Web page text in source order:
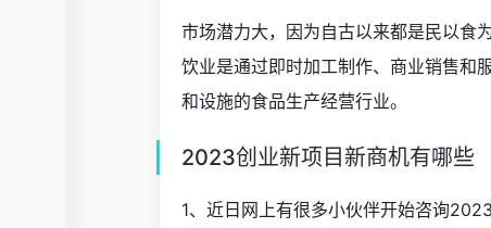
市场潜力大，因为自古以来都是民以食
饮业是通过即时加工制作、商业销售和
和设施的食品生产经营行业。
2023创业新项目新商机有哪些
1、近日网上有很多小伙伴开始咨询